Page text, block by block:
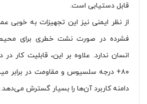
قابل دستیابی است.
از نظر ایمنی نیز این تجهیزات به خوبی
فشرده در صورت نشت خطری برای
۸۰+ درجه سلسیوس و مقاومت در برابر
دامنه کاربرد آن‌ها را بسیار گسترش می‌دهد.